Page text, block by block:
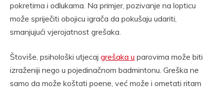
pokretima i odlukama. Na primjer, pozivanje na lopticu
može spriječiti obojicu igrača da pokušaju udariti,
smanjujući vjerojatnost grešaka.
Štoviše, psihološki utjecaj grešaka u parovima može biti
izraženiji nego u pojedinačnom badmintonu. Greška ne
samo da može koštati poene, već može i ometati ritam